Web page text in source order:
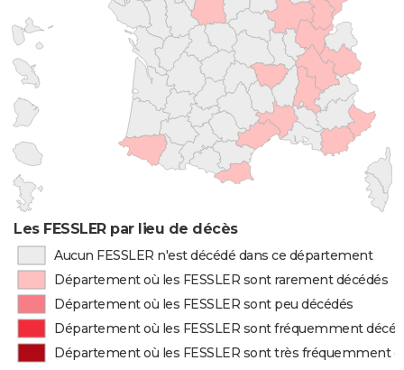
Les FESSLER par lieu de décès
Aucun FESSLER n'est décédé dans ce département
Département où les FESSLER sont rarement décédés
Département où les FESSLER sont peu décédés
Département où les FESSLER sont fréquemment
Département où les FESSLER sont très fréquemment